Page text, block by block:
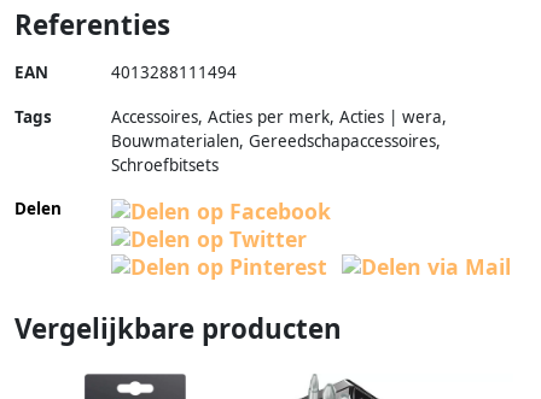
Referenties
EAN 4013288111494
Tags
Accessoires, Acties per merk, Acties | wera,
Bouwmaterialen, Gereedschapaccessoires,
Schroefbitsets
Delen
Vergelijkbare producten